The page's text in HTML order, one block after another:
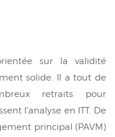
sur la validité
solide. Il a tout de
retraits pour
l'analyse en ITT. De
principal (PAVM)